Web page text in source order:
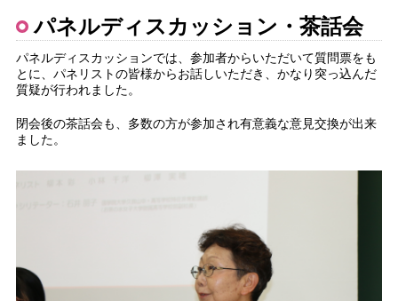
パネルディスカッション・茶話会
パネルディスカッションでは、参加者からいただいて質問票をも
とに、パネリストの皆様からお話しいただき、かなり突っ込んだ
質疑が行われました。
閉会後の茶話会も、多数の方が参加され有意義な意見交換が出来
ました。